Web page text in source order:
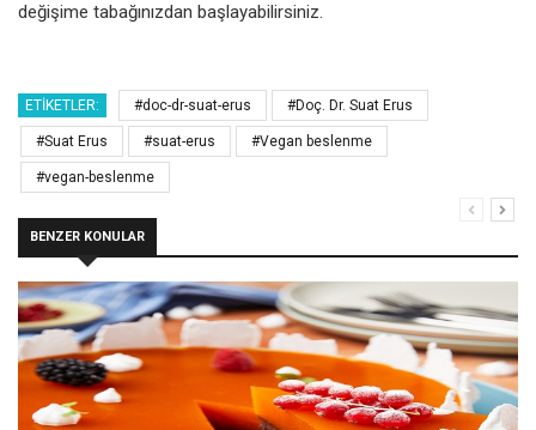
değişime tabağınızdan başlayabilirsiniz.
ETIKETLER: #doc-dr-suat-erus #Doç. Dr. Suat Erus
#Suat Erus #suat-erus #Vegan beslenme
#vegan-beslenme
BENZER KONULAR